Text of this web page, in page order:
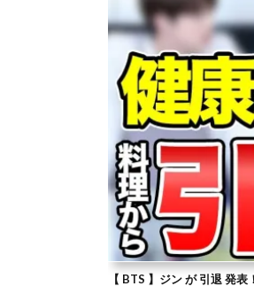
【 BTS 】ジン が 引退 発